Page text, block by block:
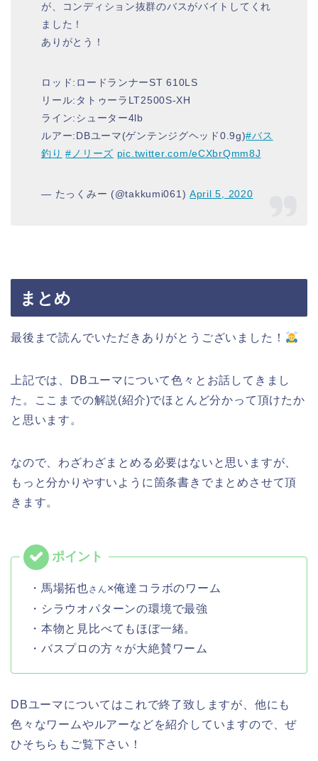
が、コンディション抜群のバスがバイトしてくれ
ました！
ありがとう！
ロッド:ロードランナーST 610LS
リール:タトゥーラLT2500S-XH
ライン:シューター4lb
ルアー:DBユーマ(ゲンテンジグヘッド0.9g)#バス
釣り #ノリーズ pic.twitter.com/eCXbrQmm8J
— たっくみー (@takkumi061)April 5, 2020
まとめ
最後まで読んでいただきありがとうございました！
上記では、DBユーマについて色々とお話してきまし
た。ここまでの解説(紹介)でほとんど分かって頂けたか
と思います。
なので、わざわざまとめる必要はないと思いますが、
もっと分かりやすいように箇条書きでまとめさせて頂
きます。
・馬場拓也さん ×俺達コラボのワーム
・シラウオパターンの環境で最強
・本物と見比べてもほぼ一緒。
・バスプロの方々が大絶賛ワーム
DBユーマについてはこれで終了致しますが、他にも
色々なワームやルアーなどを紹介していますので、ぜ
ひそちらもご覧下さい！